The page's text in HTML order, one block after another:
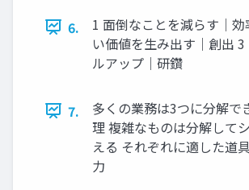
6.
1 面倒なことを減らす｜効
い価値を生み出す｜創出
ルアップ｜研鑽
7.
多くの業務は3つに分解で
理 複雑なものは分解して
える それぞれに適した道
力